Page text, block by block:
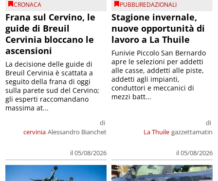
CRONACA
Frana sul Cervino, le
guide di Breuil
Cervinia bloccano le
ascensioni
cervinia
di
Alessandro Bianchet
il 05/08/2026
La decisione delle guide di
Breuil Cervinia è scattata a
seguito della frana di oggi
sulla parete sud del Cervino;
gli esperti raccomandano
massima at...
PUBBLIREDAZIONALI
Stagione invernale,
nuove opportunità di
lavoro a La Thuile
La Thuile
di
gazzettamatin
il 05/08/2026
Funivie Piccolo San Bernardo
apre le selezioni per addetti
alle casse, addetti alle piste,
addetti agli impianti,
conduttori e meccanici di
mezzi batt...